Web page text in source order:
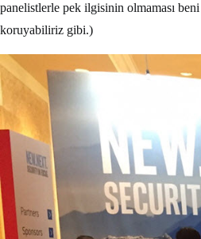
panelistlerle pek ilgisinin olmaması beni
koruyabiliriz gibi.)